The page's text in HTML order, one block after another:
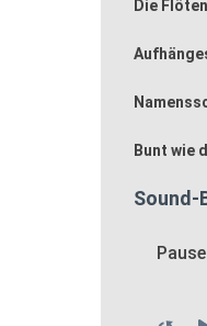
Die
Bunt wie
Sound-